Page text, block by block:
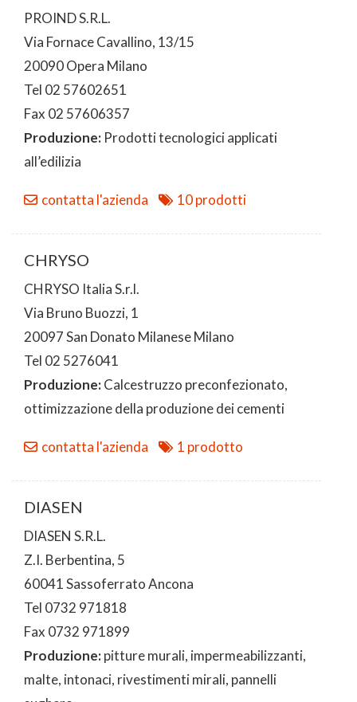
PROIND S.R.L.
Via Fornace Cavallino, 13/15
20090 Opera Milano
Tel 02 57602651
Fax 02 57606357
Produzione: Prodotti tecnologici applicati
all’edilizia
contatta l'azienda 10 prodotti
CHRYSO
CHRYSO Italia S.r.l.
Via Bruno Buozzi, 1
20097 San Donato Milanese Milano
Tel 02 5276041
Produzione:Calcestruzzo preconfezionato,
ottimizzazione della produzione dei cementi
contatta l'azienda 1 prodotto
DIASEN
DIASEN S.R.L.
Z.I. Berbentina, 5
60041 Sassoferrato Ancona
Tel 0732 971818
Fax 0732 971899
Produzione:pitture murali, impermeabilizzanti,
malte, intonaci, rivestimenti mirali, pannelli